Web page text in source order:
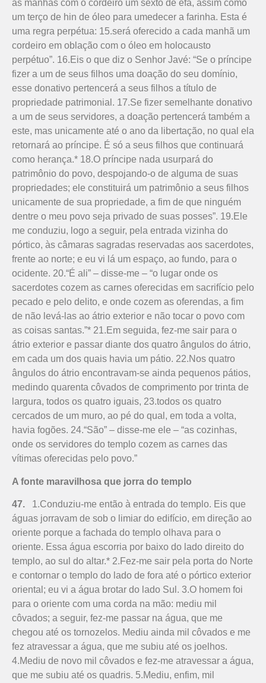
as manhãs com o cordeiro um sexto de efá, assim como
um terço de hin de óleo para umedecer a farinha. Esta é
uma regra perpétua: 15.será oferecido a cada manhã um
cordeiro em oblação com o óleo em holocausto
perpétuo”. 16.Eis o que diz o Senhor Javé: “Se o príncipe
fizer a um de seus filhos uma doação do seu domínio,
esse donativo pertencerá a seus filhos a título de
propriedade patrimonial. 17.Se fizer seme­lhante donativo
a um de seus servidores, a doação pertencerá também a
este, mas unicamente até o ano da libertação, no qual ela
retornará ao príncipe. É só a seus filhos que continuará
como herança.* 18.O príncipe nada usurpará do
patrimônio do povo, despojando-o de alguma de suas
propriedades; ele constituirá um patrimônio a seus filhos
unicamente de sua propriedade, a fim de que ninguém
dentre o meu povo seja privado de suas posses”. 19.Ele
me conduziu, logo a seguir, pela entrada vizinha do
pórtico, às câmaras sagradas reservadas aos sacerdotes,
frente ao norte; e eu vi lá um espaço, ao fundo, para o
ocidente. 20.“É ali” – disse-me – “o lugar onde os
sacerdotes cozem as carnes oferecidas em sacrifício pelo
pecado e pelo delito, e onde cozem as oferendas, a fim
de não levá-las ao átrio exterior e não tocar o povo com
as coisas santas.”* 21.Em seguida, fez-me sair para o
átrio exterior e passar diante dos quatro ângulos do átrio,
em cada um dos quais havia um pátio. 22.Nos quatro
ângulos do átrio encontravam-se ainda pequenos pátios,
medindo quarenta côvados de comprimento por trinta de
largura, todos os quatro iguais, 23.todos os quatro
cercados de um muro, ao pé do qual, em toda a volta,
havia fogões. 24.“São” – disse-me ele – “as cozinhas,
onde os servidores do templo cozem as carnes das
vítimas oferecidas pelo povo.”
A fonte maravilhosa que jorra do templo
47. 1.Conduziu-me então à entrada do templo. Eis que
águas jorravam de sob o limiar do edifício, em direção ao
oriente porque a fachada do templo olhava para o
oriente. Essa água escorria por baixo do lado direito do
templo, ao sul do altar.* 2.Fez-me sair pela porta do Norte
e contornar o templo do lado de fora até o pórtico exterior
oriental; eu vi a água brotar do lado Sul. 3.O homem foi
para o oriente com uma corda na mão: mediu mil
côvados; a seguir, fez-me passar na água, que me
chegou até os tornozelos. Mediu ainda mil côvados e me
fez atravessar a água, que me subiu até os joelhos.
4.Mediu de novo mil côvados e fez-me atravessar a água,
que me subiu até os quadris. 5.Mediu, enfim, mil